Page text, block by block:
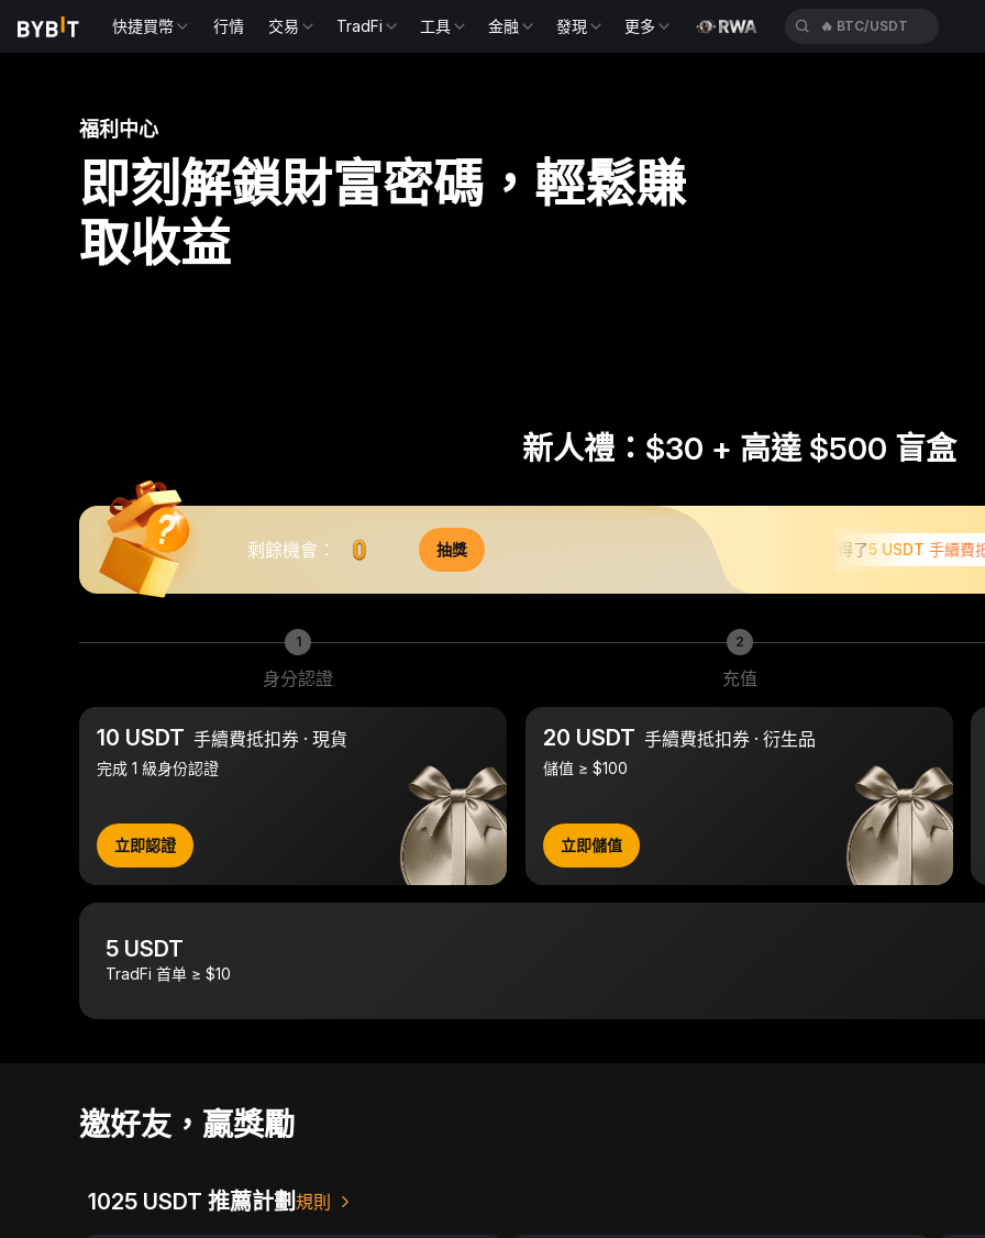
快捷買幣 行情 交易 TradFi 工具 金融 發現 更多 🔥 BTC/USDT
福利中心
即刻解鎖財富密碼，輕鬆賺
取收益
新人禮：$30 + 高達 $500 盲盒
剩餘機會： 抽獎 kas***@**** 剛剛獲得了 5 USDT 手續費抵扣券
1
身分認證
10 USDT 手續費抵扣券 · 現貨
完成 1 級身份認證
立即認證
2
充值
20 USDT 手續費抵扣券 · 衍生品
儲值 ≥ $100
立即儲值
5 USDT
TradFi 首单 ≥ $10
邀好友，贏獎勵
1025 USDT 推薦計劃規則